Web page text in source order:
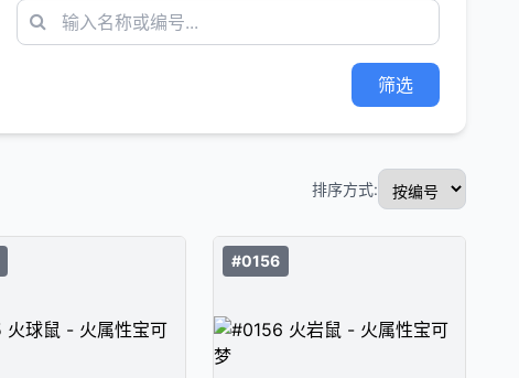
筛选
排序方式:
#0156